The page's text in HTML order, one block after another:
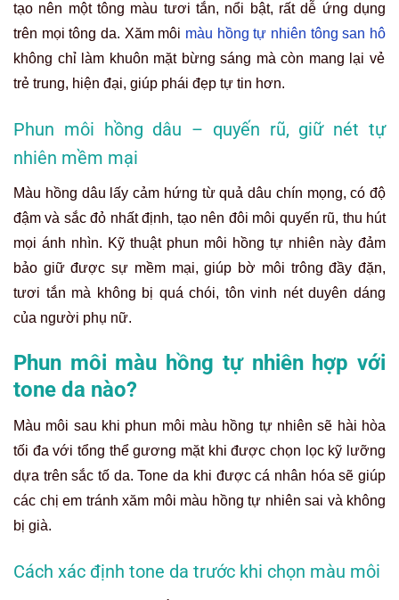
tạo nên một tông màu tươi tắn, nổi bật, rất dễ ứng dụng
trên mọi tông da. Xăm môi màu hồng tự nhiên tông san hô
không chỉ làm khuôn mặt bừng sáng mà còn mang lại vẻ
trẻ trung, hiện đại, giúp phái đẹp tự tin hơn.
Phun môi hồng dâu – quyến rũ, giữ nét tự
nhiên mềm mại
Màu hồng dâu lấy cảm hứng từ quả dâu chín mọng, có độ
đậm và sắc đỏ nhất định, tạo nên đôi môi quyến rũ, thu hút
mọi ánh nhìn. Kỹ thuật phun môi hồng tự nhiên này đảm
bảo giữ được sự mềm mại, giúp bờ môi trông đầy đặn,
tươi tắn mà không bị quá chói, tôn vinh nét duyên dáng
của người phụ nữ.
Phun môi màu hồng tự nhiên hợp với
tone da nào?
Màu môi sau khi phun môi màu hồng tự nhiên sẽ hài hòa
tối đa với tổng thể gương mặt khi được chọn lọc kỹ lưỡng
dựa trên sắc tố da. Tone da khi được cá nhân hóa sẽ giúp
các chị em tránh xăm môi màu hồng tự nhiên sai và không
bị già.
Cách xác định tone da trước khi chọn màu môi